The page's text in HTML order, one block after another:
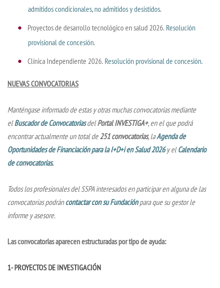
admitidos condicionales, no admitidos y desistidos.
Proyectos de desarrollo tecnológico en salud 2026. Resolución
provisional de concesión.
Clínica Independiente 2026. Resolución provisional de concesión.
NUEVAS CONVOCATORIAS
Manténgase informado de estas y otras muchas convocatorias mediante
elBuscador de ConvocatoriasdelPortal INVESTIGA+, en el que podrá
encontrar actualmente un total de251 convocatorias, laAgenda de
Oportunidades de Financiación para la I+D+i en Salud 2026y elCalendario
de convocatorias.
Todos los profesionales del SSPA interesados en participar en alguna de las
convocatorias podráncontactar con su Fundaciónpara que su gestor le
informe y asesore.
Las convocatorias aparecen estructuradas por tipo de ayuda:
1- PROYECTOS DE INVESTIGACIÓN